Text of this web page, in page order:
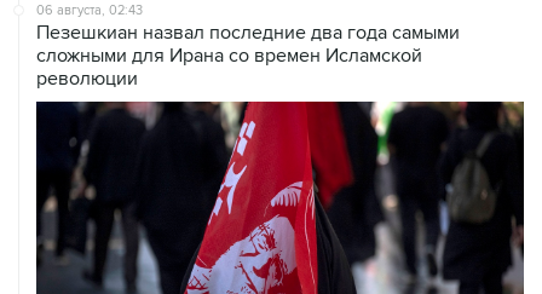
06 августа, 02:43
Пезешкиан назвал последние два года самыми
сложными для Ирана со времен Исламской
революции